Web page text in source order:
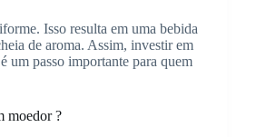
Isso resulta em uma bebida
de aroma. Assim, investir em
um passo importante para quem
moedor ?